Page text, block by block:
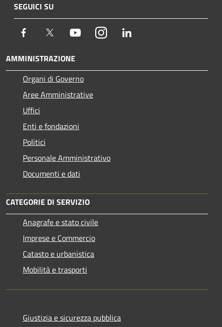
SEGUICI SU
Facebook Twitter YoutubeInstagram
AMMINISTRAZIONE
Organi di Governo
Aree Amministrative
Uffici
Enti e fondazioni
Politici
Personale Amministrativo
Documenti e dati
CATEGORIE DI SERVIZIO
Anagrafe e stato civile
Imprese e Commercio
Catasto e urbanistica
Mobilità e trasporti
Giustizia e sicurezza pubblica